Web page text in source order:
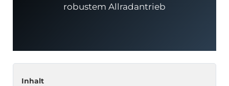
robustem Allradantrieb
Inhalt